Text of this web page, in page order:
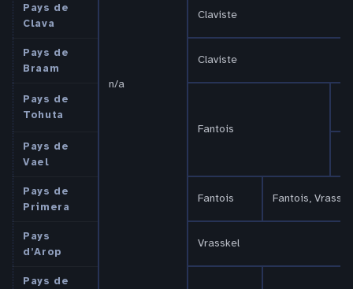
n/a
Pays de
Clava
Claviste
Pays de
Braam
Claviste
Pays de
Tohuta
Fantois
Pays de
Vael
Pays de
Primera
Fantois Fantois,
Pays
d’Arop
Vrasskel
Pays de